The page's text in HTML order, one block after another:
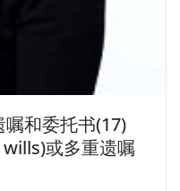
和委托书(17)
或多重遗嘱